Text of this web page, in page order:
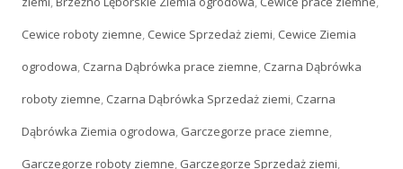
Cewice roboty ziemne, Cewice Sprzedaż ziemi, Cewice Ziemia
ogrodowa, Czarna Dąbrówka prace ziemne, Czarna Dąbrówka
roboty ziemne, Czarna Dąbrówka Sprzedaż ziemi, Czarna
Dąbrówka Ziemia ogrodowa, Garczegorze prace ziemne,
Garczegorze roboty ziemne, Garczegorze Sprzedaż ziemi,